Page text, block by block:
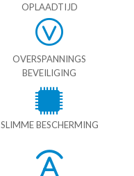
OPLAADTIJD
OVERSPANNINGS
BEVEILIGING
SLIMME BESCHERMING